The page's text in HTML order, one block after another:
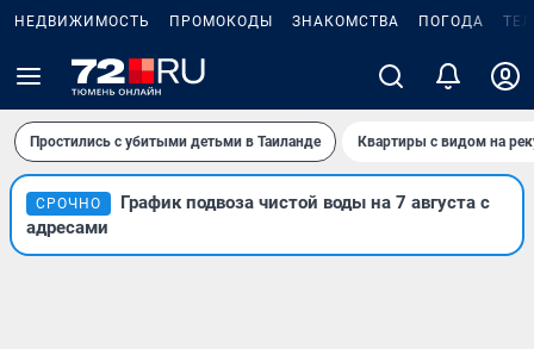
НЕДВИЖИМОСТЬ ПРОМОКОДЫ ЗНАКОМСТВА ПОГОДА
Простились с убитыми детьми в Таиланде Квартиры с видом на
СРОЧНО
График подвоза чистой воды на 7 августа с
адресами